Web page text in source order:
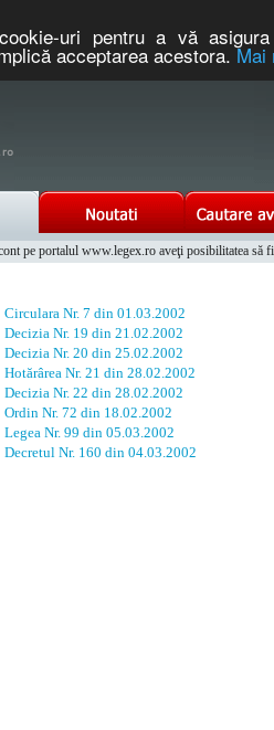
uri pentru a vă
acceptarea acestora.Mai
pe portalul www.legex.ro aveţi posibilitatea să
Circulara Nr. 7 din 01.03.2002
Decizia Nr. 19 din 21.02.2002
Decizia Nr. 20 din 25.02.2002
Hotărârea Nr. 21 din 28.02.2002
Decizia Nr. 22 din 28.02.2002
Ordin Nr. 72 din 18.02.2002
Legea Nr. 99 din 05.03.2002
Decretul Nr. 160 din 04.03.2002